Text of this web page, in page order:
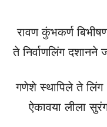
रावण कुंभकर्ण
ते निर्वाणलिंग
गणेशे स्थापिले ते
ऐकावया लीला